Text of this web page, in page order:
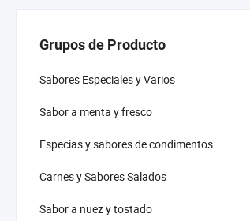
Grupos de Producto
Sabores Especiales y Varios
Sabor a menta y fresco
Especias y sabores de condimentos
Carnes y Sabores Salados
Sabor a nuez y tostado